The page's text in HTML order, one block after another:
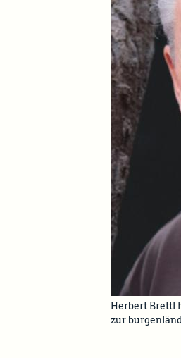
Herbert Brettl
zur